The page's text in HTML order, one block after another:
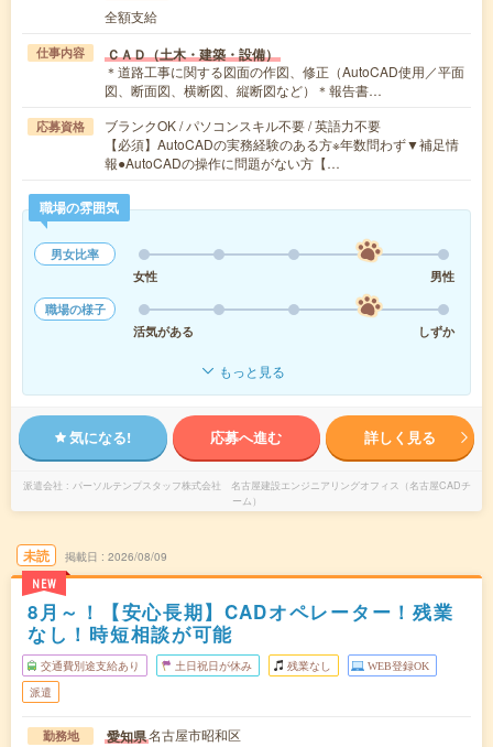
全額支給
仕事内容 ＣＡＤ（土木・建築・設備）
＊道路工事に関する図面の作図、修正（AutoCAD使用／平面
図、断面図、横断図、縦断図など）＊報告書…
応募資格
ブランクOK / パソコンスキル不要 / 英語力不要
【必須】AutoCADの実務経験のある方※年数問わず▼補足情
報●AutoCADの操作に問題がない方【…
職場の雰囲気
男女比率
女性
男性
職場の様子
活気がある
しずか
もっと見る
気になる! 応募へ進む 詳しく見る
派遣会社
パーソルテンプスタッフ株式会社 名古屋建設エンジニアリングオフィス（名古屋CADチ
ーム）
未読
NEW
掲載日 2026/08/09
8月～！【安心長期】CADオペレーター！残業
なし！時短相談が可能
交通費別途支給あり 土日祝日が休み 残業なし WEB登録OK
派遣
勤務地 愛知県名古屋市昭和区